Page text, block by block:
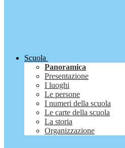
Scuola
Panoramica
Presentazione
I luoghi
Le persone
I numeri della scuola
Le carte della scuola
La storia
Organizzazione